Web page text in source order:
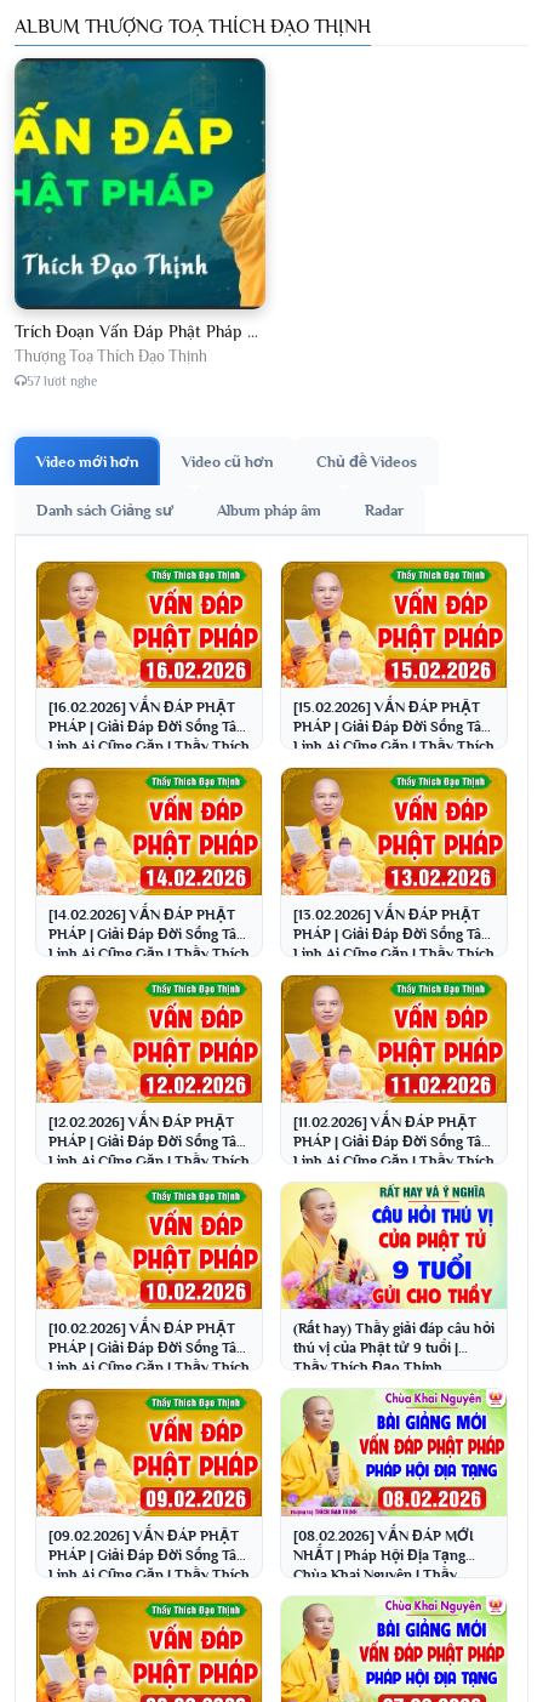
ALBUM THƯỢNG TOẠ THÍCH ĐẠO THỊNH
Trích Đoạn Vấn Đáp Phật Pháp 2026
Thượng Toạ Thích Đạo Thịnh
57 lượt nghe
Video mới hơn Video cũ hơn Chủ đề Videos
Danh sách Giảng sư Album pháp âm Radar
[16.02.2026] VẤN ĐÁP PHẬT
PHÁP | Giải Đáp Đời Sống Tâm
Linh Ai Cũng Gặp | Thầy Thích
Đạo Thịnh
[15.02.2026] VẤN ĐÁP PHẬT
PHÁP | Giải Đáp Đời Sống Tâm
Linh Ai Cũng Gặp | Thầy Thích
Đạo Thịnh
[14.02.2026] VẤN ĐÁP PHẬT
PHÁP | Giải Đáp Đời Sống Tâm
Linh Ai Cũng Gặp | Thầy Thích
Đạo Thịnh
[13.02.2026] VẤN ĐÁP PHẬT
PHÁP | Giải Đáp Đời Sống Tâm
Linh Ai Cũng Gặp | Thầy Thích
Đạo Thịnh
[12.02.2026] VẤN ĐÁP PHẬT
PHÁP | Giải Đáp Đời Sống Tâm
Linh Ai Cũng Gặp | Thầy Thích
Đạo Thịnh
[11.02.2026] VẤN ĐÁP PHẬT
PHÁP | Giải Đáp Đời Sống Tâm
Linh Ai Cũng Gặp | Thầy Thích
Đạo Thịnh
[10.02.2026] VẤN ĐÁP PHẬT
PHÁP | Giải Đáp Đời Sống Tâm
Linh Ai Cũng Gặp | Thầy Thích
Đạo Thịnh
(Rất hay) Thầy giải đáp câu hỏi
thú vị của Phật tử 9 tuổi |
Thầy Thích Đạo Thịnh
[09.02.2026] VẤN ĐÁP PHẬT
PHÁP | Giải Đáp Đời Sống Tâm
Linh Ai Cũng Gặp | Thầy Thích
Đạo Thịnh
[08.02.2026] VẤN ĐÁP MỚI
NHẤT | Pháp Hội Địa Tạng
Chùa Khai Nguyên | Thầy
Thích Đạo Thịnh